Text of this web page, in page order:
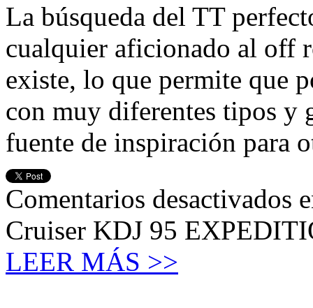
La búsqueda del TT
cualquier aficionado al off
existe, lo que permite que
con muy diferentes tipos y
fuente de inspiración para
Comentarios desactivados
Cruiser KDJ 95
LEER MÁS >>